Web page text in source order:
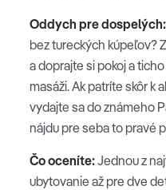
Oddych pre dospelých:
bez tureckých kúpeľov?
a doprajte si pokoj a
masáži. Ak patríte skôr k
vydajte sa do známeho
nájdu pre seba to pravé
Čo oceníte:Jednou z
ubytovanie až pre dve